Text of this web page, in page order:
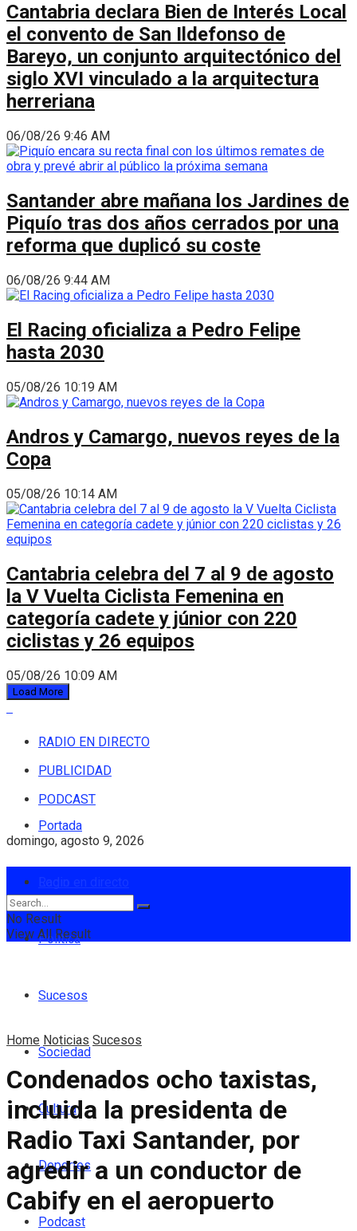
Cantabria declara Bien de Interés Local
el convento de San Ildefonso de
Bareyo, un conjunto arquitectónico del
siglo XVI vinculado a la arquitectura
herreriana
06/08/26 9:46 AM
Santander abre mañana los Jardines de
Piquío tras dos años cerrados por una
reforma que duplicó su coste
06/08/26 9:44 AM
El Racing oficializa a Pedro Felipe
hasta 2030
05/08/26 10:19 AM
Andros y Camargo, nuevos reyes de la
Copa
05/08/26 10:14 AM
Cantabria celebra del 7 al 9 de agosto
la V Vuelta Ciclista Femenina en
categoría cadete y júnior con 220
ciclistas y 26 equipos
05/08/26 10:09 AM
Load More
RADIO EN DIRECTO
PUBLICIDAD
PODCAST
domingo, agosto 9, 2026
Portada
Política
Sucesos
Sociedad
Cultura
Deportes
Podcast
No Result
View All Result
Home Noticias Sucesos
Condenados ocho taxistas,
incluida la presidenta de
Radio Taxi Santander, por
agredir a un conductor de
Cabify en el aeropuerto